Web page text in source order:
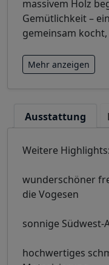
massivem Holz
Gemütlichkeit –
gemeinsam
Mehr anzeigen
Ausstattung
Weitere Highlights:
wunderschöner
die Vogesen
sonnige Südwest-
hochwertiges